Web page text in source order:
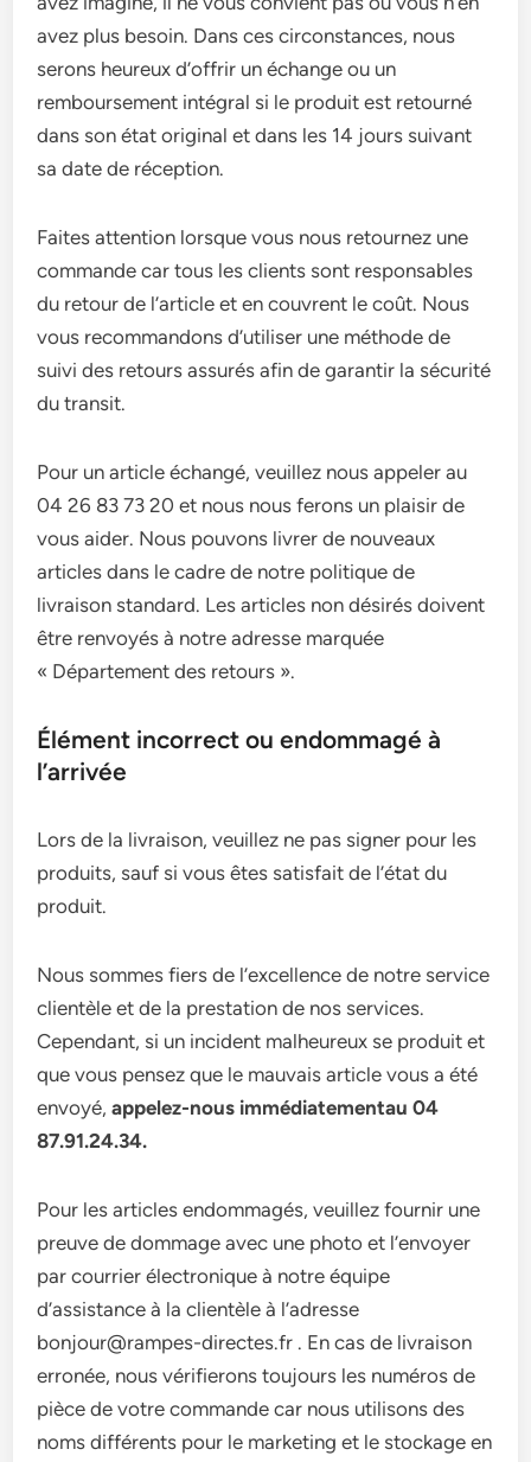
avez plus besoin. Dans ces circonstances, nous
serons heureux d’offrir un échange ou un
remboursement intégral si le produit est retourné
dans son état original et dans les 14 jours suivant
sa date de réception.
Faites attention lorsque vous nous retournez une
commande car tous les clients sont responsables
du retour de l’article et en couvrent le coût. Nous
vous recommandons d’utiliser une méthode de
suivi des retours assurés afin de garantir la sécurité
du transit.
Pour un article échangé, veuillez nous appeler au
04 26 83 73 20 et nous nous ferons un plaisir de
vous aider. Nous pouvons livrer de nouveaux
articles dans le cadre de notre politique de
livraison standard. Les articles non désirés doivent
être renvoyés à notre adresse marquée
« Département des retours ».
Élément incorrect ou endommagé à
l’arrivée
Lors de la livraison, veuillez ne pas signer pour les
produits, sauf si vous êtes satisfait de l’état du
produit.
Nous sommes fiers de l’excellence de notre service
clientèle et de la prestation de nos services.
Cependant, si un incident malheureux se produit et
que vous pensez que le mauvais article vous a été
envoyé,appelez-nous immédiatementau 04
87.91.24.34.
Pour les articles endommagés, veuillez fournir une
preuve de dommage avec une photo et l’envoyer
par courrier électronique à notre équipe
d’assistance à la clientèle à l’adresse
bonjour@rampes-directes.fr . En cas de livraison
erronée, nous vérifierons toujours les numéros de
pièce de votre commande car nous utilisons des
noms différents pour le marketing et le stockage en